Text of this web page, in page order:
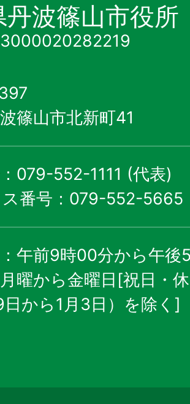
丹波篠山市役所
篠山市北新町41
079-552-1111 (代表)
番号：079-552-5665
午前9時00分から午後
曜から金曜日[祝日・
日から1月3日）を除く]